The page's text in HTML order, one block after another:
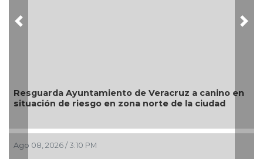
Operativos dejan 27 detenidos, dos personas
rescatadas y más de 200 dosis aseguradas
Ago 08, 2026 / 2:13 PM
Previous